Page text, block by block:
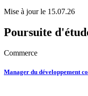
Mise à jour le 15.07.26
Poursuite
Commerce
Manager du développement